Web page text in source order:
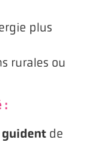
plus
rurales ou
:
guident de